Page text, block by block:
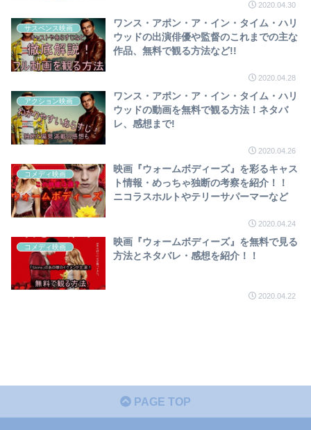
2020.04.30
サスペンス映画
ワンス・アポン・ア・イン・タイム・ハリ
ウッドの出演俳優や監督のこれまでの主な
作品、無料で観る方法など!!
2020.04.28
アクション映画
ワンス・アポン・ア・イン・タイム・ハリ
ウッドの動画を無料で観る方法！ネタバ
レ、感想まで!
2020.04.26
コメディ映画
映画『ウォームボディーズ』を彩るキャス
ト情報・めっちゃ独断の考察を紹介！！
ニコラスホルトやテリーサパーマーなど
2020.04.24
コメディ映画
映画『ウォームボディーズ』を無料で見る
方法とネタバレ・感想を紹介！！
2020.04.22
PAGE TOP